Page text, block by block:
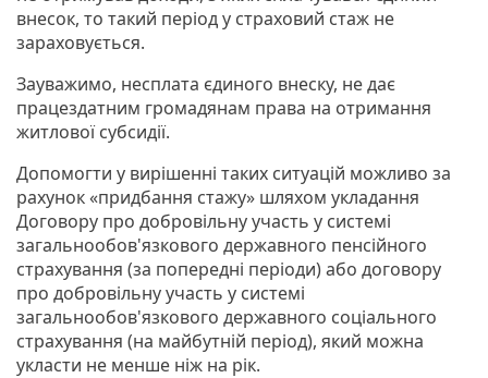
внесок, то такий період у страховий стаж не
зараховується.
Зауважимо, несплата єдиного внеску, не дає
працездатним громадянам права на отримання
житлової субсидії.
Допомогти у вирішенні таких ситуацій можливо за
рахунок «придбання стажу» шляхом укладання
Договору про добровільну участь у системі
загальнообов'язкового державного пенсійного
страхування (за попередні періоди) або договору
про добровільну участь у системі
загальнообов'язкового державного соціального
страхування (на майбутній період), який можна
укласти не менше ніж на рік.